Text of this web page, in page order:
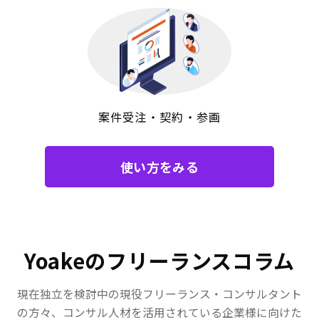
案件受注・契約・参画
使い方をみる
Yoakeのフリーランスコラム
現在独立を検討中の現役フリーランス・コンサルタント
の方々、コンサル人材を活用されている企業様に向けた